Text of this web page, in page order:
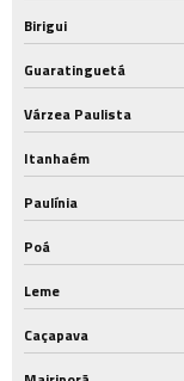
Birigui
Guaratinguetá
Várzea Paulista
Itanhaém
Paulínia
Poá
Leme
Caçapava